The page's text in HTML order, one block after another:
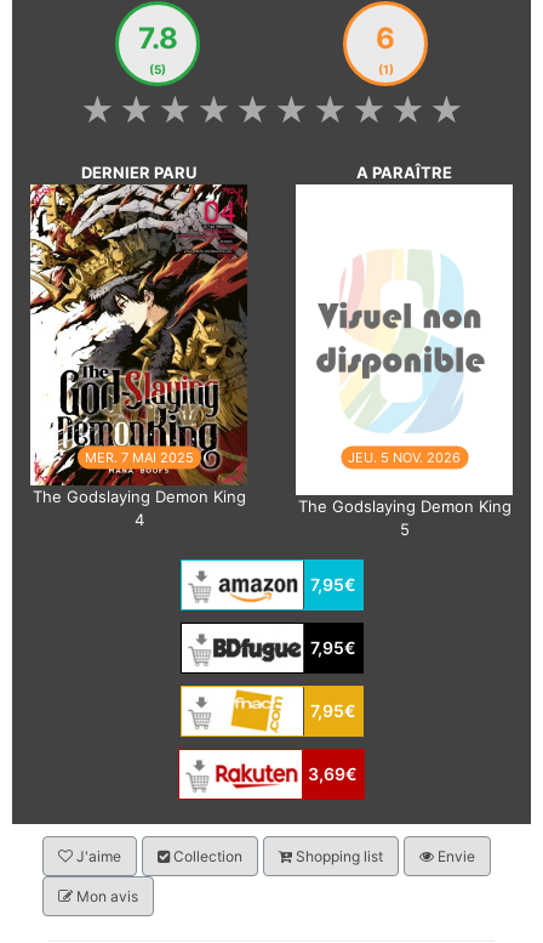
7.8
(5)
6
(1)
★
★
★
★
★
★
★
★
★
★
DERNIER PARU
MER. 7 MAI 2025
The Godslaying Demon King
4
A PARAÎTRE
JEU. 5 NOV. 2026
The Godslaying Demon King
5
7,95€
7,95€
7,95€
3,69€
J'aime Collection Shopping list Envie
Mon avis